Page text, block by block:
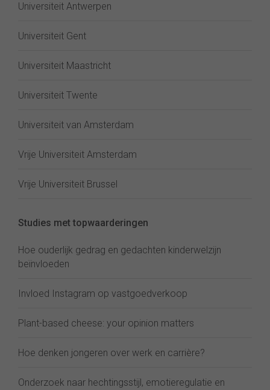
Universiteit Antwerpen
Universiteit Gent
Universiteit Maastricht
Universiteit Twente
Universiteit van Amsterdam
Vrije Universiteit Amsterdam
Vrije Universiteit Brussel
Studies met topwaarderingen
Hoe ouderlijk gedrag en gedachten kinderwelzijn
beïnvloeden
Invloed Instagram op vastgoedverkoop
Plant-based cheese: your opinion matters
Hoe denken jongeren over werk en carrière?
Onderzoek naar hechtingsstijl, emotieregulatie en